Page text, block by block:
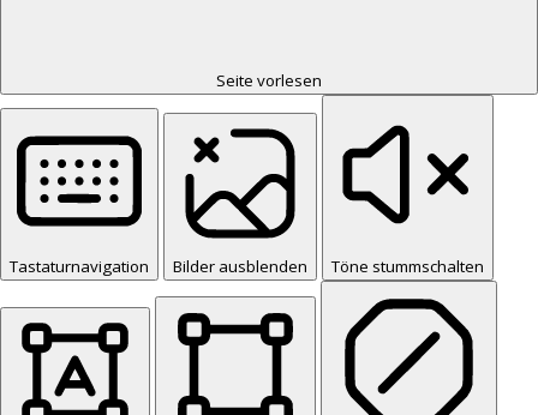
Seite vorlesen
Tastaturnavigation Bilder ausblenden Töne stummschalten